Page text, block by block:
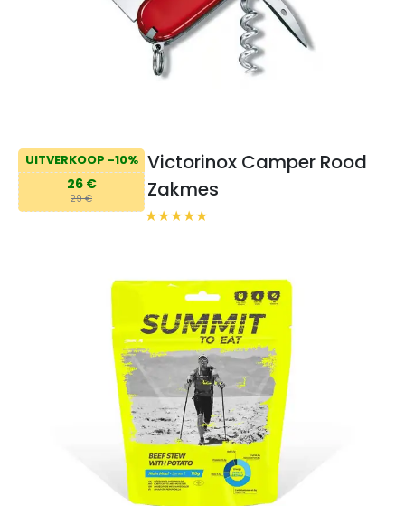
UITVERKOOP -10%
26 €
29 €
Victorinox Camper Rood
Zakmes